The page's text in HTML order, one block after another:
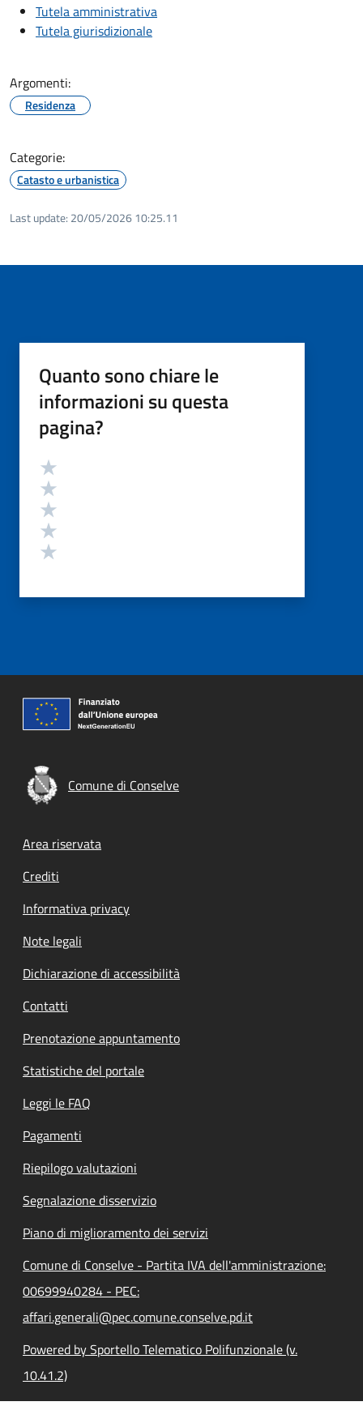
Tutela amministrativa
Tutela giurisdizionale
Argomenti:
Residenza
Categorie:
Catasto e urbanistica
Last update: 20/05/2026 10:25.11
Quanto sono chiare le
informazioni su questa
pagina?
Valutazione
Comune di Conselve
Footer menu
Area riservata
Crediti
Informativa privacy
Note legali
Dichiarazione di accessibilità
Contatti
Prenotazione appuntamento
Statistiche del portale
Leggi le FAQ
Pagamenti
Riepilogo valutazioni
Segnalazione disservizio
Piano di miglioramento dei servizi
Comune di Conselve - Partita IVA dell'amministrazione:
00699940284 - PEC:
affari.generali@pec.comune.conselve.pd.it
Powered by Sportello Telematico Polifunzionale (v.
10.41.2)